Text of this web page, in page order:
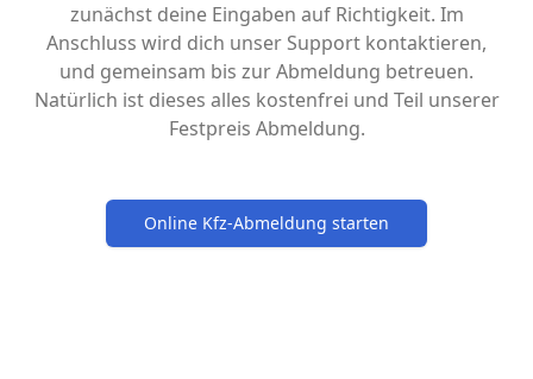
zunächst deine Eingaben auf Richtigkeit. Im
Anschluss wird dich unser Support kontaktieren,
und gemeinsam bis zur Abmeldung betreuen.
Natürlich ist dieses alles kostenfrei und Teil unserer
Festpreis Abmeldung.
Online Kfz-Abmeldung starten